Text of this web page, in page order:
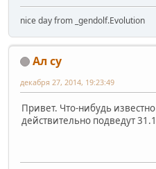
nice day from _gendolf.Evolution
Ал су
декабря 27, 2014, 19:23:49
Привет. Что-нибудь известно
действительно подведут